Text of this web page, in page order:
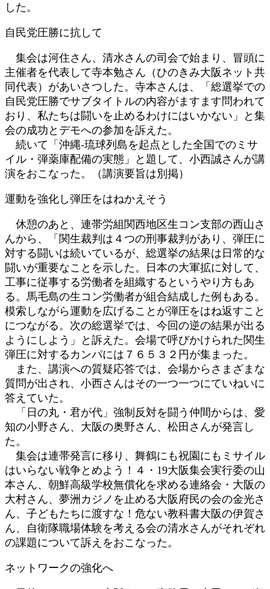
した。
自民党圧勝に抗して
集会は河住さん、清水さんの司会で始まり、冒頭に
主催者を代表して寺本勉さん（ひのきみ大阪ネット共
同代表）があいさつした。寺本さんは、「総選挙での
自民党圧勝でサブタイトルの内容がますます問われて
おり、私たちは闘いを止めるわけにはいかない」と集
会の成功とデモへの参加を訴えた。
続いて「沖縄‐琉球列島を起点とした全国でのミサ
イル・弾薬庫配備の実態」と題して、小西誠さんが講
演をおこなった。（講演要旨は別掲）
運動を強化し弾圧をはねかえそう
休憩のあと、連帯労組関西地区生コン支部の西山さ
んから、「関生裁判は４つの刑事裁判があり、弾圧に
対する闘いは続いているが、総選挙の結果は日常的な
闘いが重要なことを示した。日本の大軍拡に対して、
工事に従事する労働者を組織するというやり方もあ
る。馬毛島の生コン労働者が組合結成した例もある。
模索しながら運動を広げることが弾圧をはね返すこと
につながる。次の総選挙では、今回の逆の結果が出る
ようにしよう」と訴えた。会場で呼びかけられた関生
弾圧に対するカンパには７６５３２円が集まった。
また、講演への質疑応答では、会場からさまざまな
質問が出され、小西さんはその一つ一つにていねいに
答えていた。
「日の丸・君が代」強制反対を闘う仲間からは、愛
知の小野さん、大阪の奥野さん、松田さんが発言し
た。
集会は連帯発言に移り、舞鶴にも祝園にもミサイル
はいらない戦争とめよう！４・19大阪集会実行委の山
本さん、朝鮮高級学校無償化を求める連絡会・大阪の
大村さん、夢洲カジノを止める大阪府民の会の金光さ
ん、子どもたちに渡すな！危ない教科書大阪の伊賀さ
ん、自衛隊職場体験を考える会の清水さんがそれぞれ
の課題について訴えをおこなった。
ネットワークの強化へ